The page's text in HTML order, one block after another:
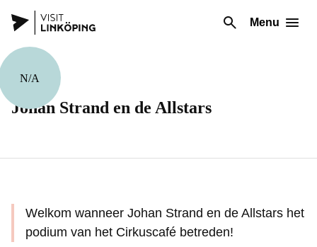
Menu
N/A
Muziek
Johan Strand en de Allstars
Welkom wanneer Johan Strand en de Allstars het
podium van het Cirkuscafé betreden!